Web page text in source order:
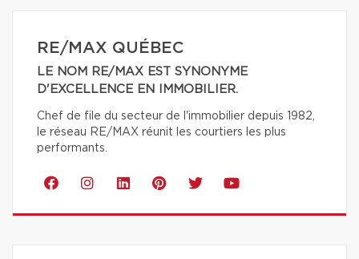
RE/MAX QUÉBEC
LE NOM RE/MAX EST SYNONYME
D'EXCELLENCE EN IMMOBILIER.
Chef de file du secteur de l'immobilier depuis 1982,
le réseau RE/MAX réunit les courtiers les plus
performants.